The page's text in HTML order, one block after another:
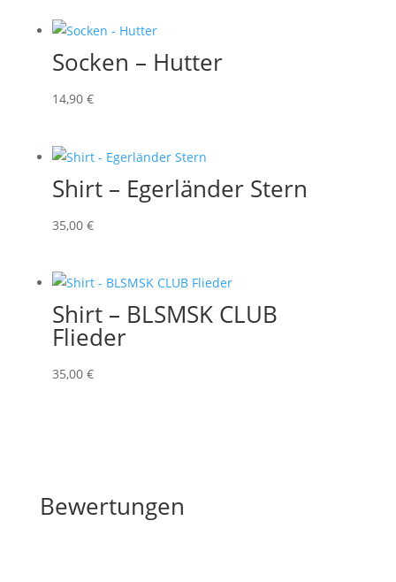
Socken – Hutter
14,90 €
Shirt – Egerländer Stern
35,00 €
Shirt – BLSMSK CLUB
Flieder
35,00 €
Bewertungen